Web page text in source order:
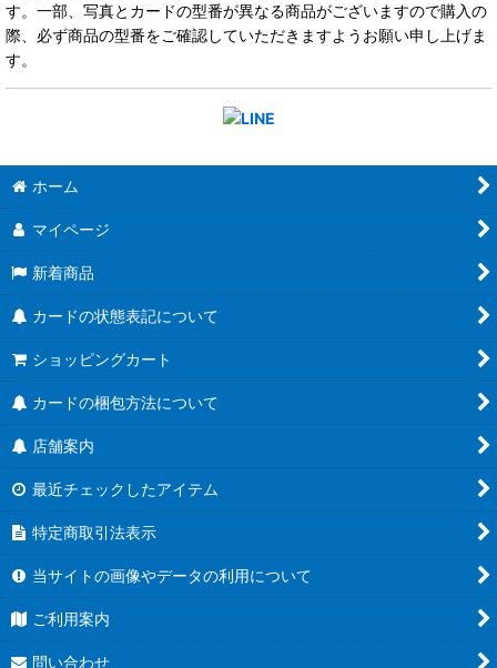
す。一部、写真とカードの型番が異なる商品がございますので購入の
際、必ず商品の型番をご確認していただきますようお願い申し上げま
す。
ホーム
マイページ
新着商品
カードの状態表記について
ショッピングカート
カードの梱包方法について
店舗案内
最近チェックしたアイテム
特定商取引法表示
当サイトの画像やデータの利用について
ご利用案内
問い合わせ